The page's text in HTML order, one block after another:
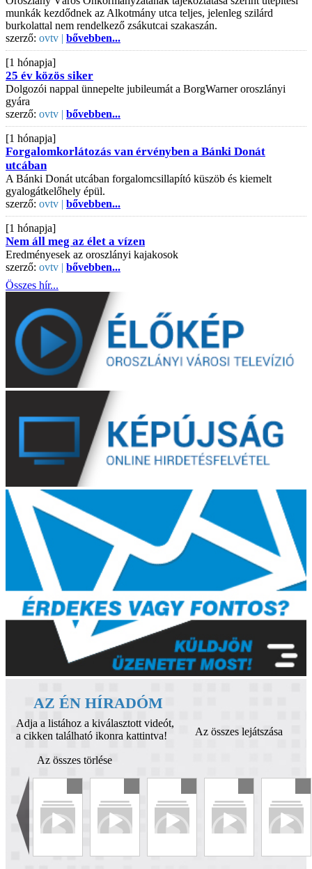
munkák kezdődnek az Alkotmány utca teljes, jelenleg szilárd
burkolattal nem rendelkező zsákutcai szakaszán.
szerző: ovtv | bővebben...
[1 hónapja]
25 év közös siker
Dolgozói nappal ünnepelte jubileumát a BorgWarner oroszlányi
gyára
szerző: ovtv | bővebben...
[1 hónapja]
Forgalomkorlátozás van érvényben a Bánki Donát
utcában
A Bánki Donát utcában forgalomcsillapító küszöb és kiemelt
gyalogátkelőhely épül.
szerző: ovtv | bővebben...
[1 hónapja]
Nem áll meg az élet a vízen
Eredményesek az oroszlányi kajakosok
szerző: ovtv | bővebben...
Összes hír...
AZ ÉN HÍRADÓM
Adja a listához a kiválasztott videót,
a cikken található ikonra kattintva!
Az összes lejátszása
Az összes törlése